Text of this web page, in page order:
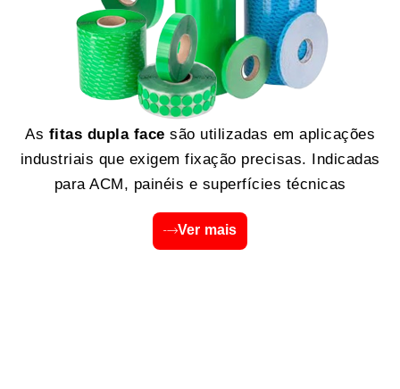
As fitas dupla face são utilizadas em aplicações
industriais que exigem fixação precisas. Indicadas
para ACM, painéis e superfícies técnicas
Ver mais